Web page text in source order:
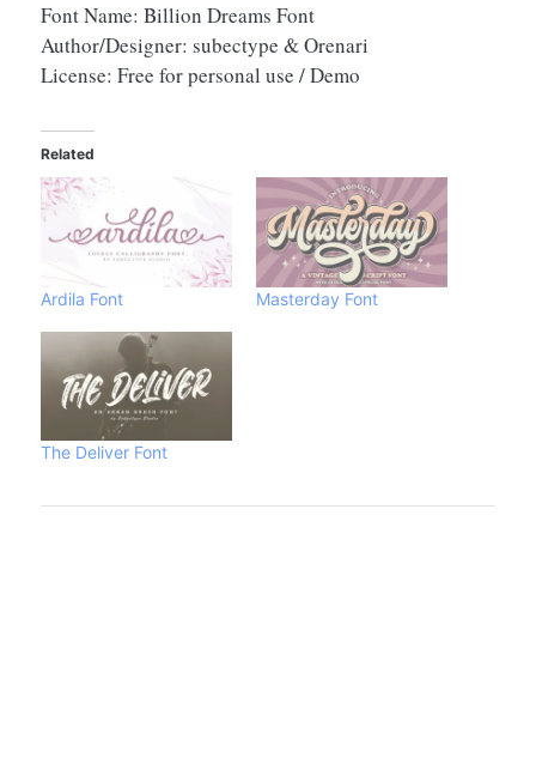
Font Name: Billion Dreams Font
Author/Designer: subectype & Orenari
License: Free for personal use / Demo
Related
Ardila Font Masterday Font
The Deliver Font